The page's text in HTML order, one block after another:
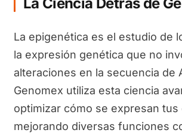
La epigenética es el estudio de
la expresión genética que no
alteraciones en la secuencia de
Genomex utiliza esta ciencia
optimizar cómo se expresan tus
mejorando diversas funciones